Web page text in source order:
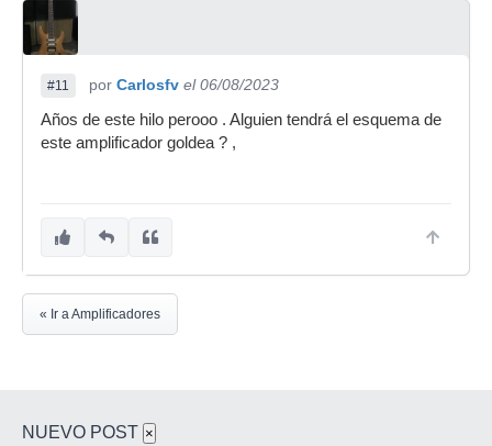
#11 por Carlosfv el 06/08/2023
Años de este hilo perooo . Alguien tendrá el esquema de
este amplificador goldea ? ,
« Ir a Amplificadores
NUEVO POST ×